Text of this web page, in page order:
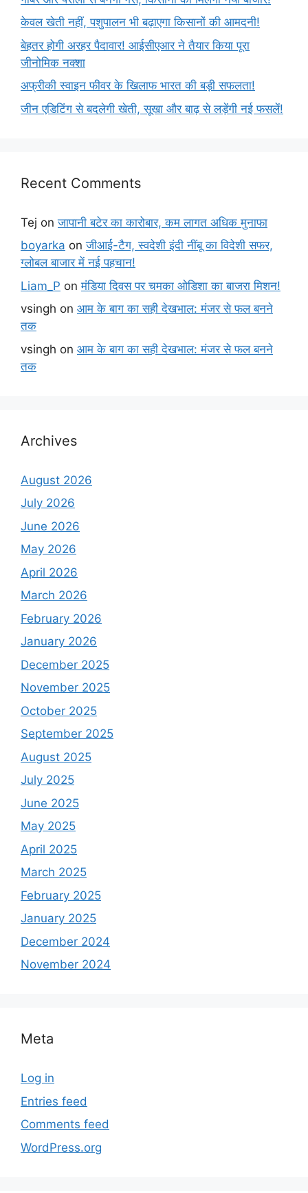
केवल खेती नहीं, पशुपालन भी बढ़ाएगा किसानों की आमदनी!
बेहतर होगी अरहर पैदावार! आईसीएआर ने तैयार किया पूरा
जीनोमिक नक्शा
अफ्रीकी स्वाइन फीवर के खिलाफ भारत की बड़ी सफलता!
जीन एडिटिंग से बदलेगी खेती, सूखा और बाढ़ से लड़ेंगी नई फसलें!
Recent Comments
Tej onजापानी बटेर का कारोबार, कम लागत अधिक मुनाफा
boyarka onजीआई-टैग, स्वदेशी इंदी नींबू का विदेशी सफर,
ग्लोबल बाजार में नई पहचान!
Liam_P onमंडिया दिवस पर चमका ओडिशा का बाजरा मिशन!
vsingh on आम के बाग का सही देखभाल: मंजर से फल बनने
तक
vsingh on आम के बाग का सही देखभाल: मंजर से फल बनने
तक
Archives
August 2026
July 2026
June 2026
May 2026
April 2026
March 2026
February 2026
January 2026
December 2025
November 2025
October 2025
September 2025
August 2025
July 2025
June 2025
May 2025
April 2025
March 2025
February 2025
January 2025
December 2024
November 2024
Meta
Log in
Entries feed
Comments feed
WordPress.org